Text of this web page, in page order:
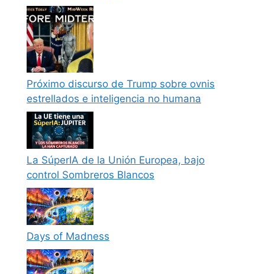
Próximo discurso de Trump sobre ovnis
estrellados e inteligencia no humana
La SúperIA de la Unión Europea, bajo
control Sombreros Blancos
Days of Madness